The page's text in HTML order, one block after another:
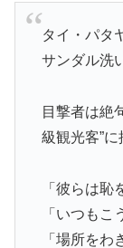
タイ・パタ
サンダル洗
目撃者は絶
級観光客”に
「彼らは恥
「いつもこ
「場所をわ